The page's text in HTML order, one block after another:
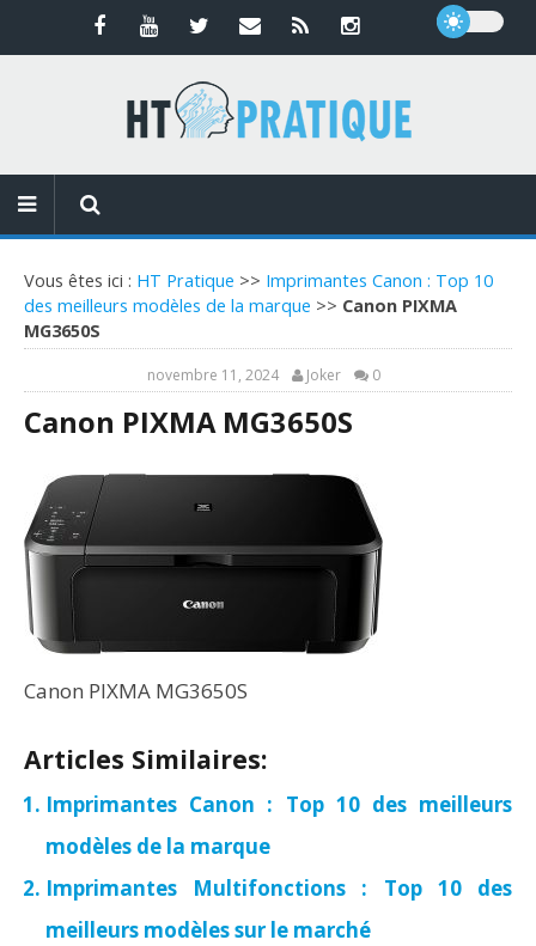
Vous êtes ici : HT Pratique >> Imprimantes Canon : Top 10
des meilleurs modèles de la marque >> Canon PIXMA
MG3650S
novembre 11, 2024 Joker 0
Canon PIXMA MG3650S
Canon PIXMA MG3650S
Articles Similaires:
Imprimantes Canon : Top 10 des meilleurs
modèles de la marque
Imprimantes Multifonctions : Top 10 des
meilleurs modèles sur le marché